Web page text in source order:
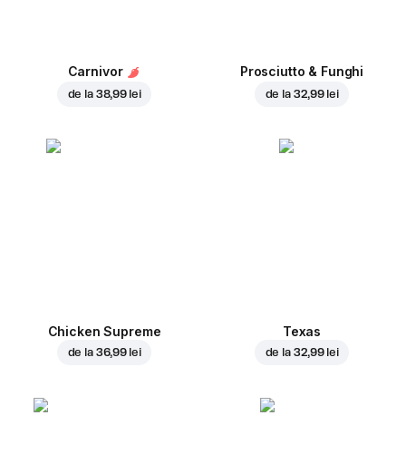
Carnivor
de la 38,99 lei
Prosciutto & Funghi
de la 32,99 lei
Chicken Supreme
de la 36,99 lei
Texas
de la 32,99 lei